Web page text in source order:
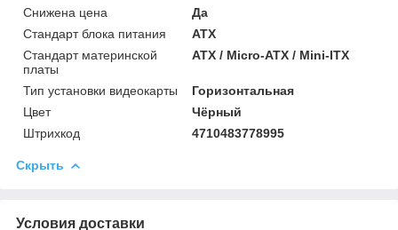
Снижена цена
Да
Стандарт блока питания
ATX
Стандарт материнской
платы
ATX / Micro-ATX / Mini-ITX
Тип установки видеокарты
Горизонтальная
Цвет
Чёрный
Штрихкод
4710483778995
Скрыть
Условия доставки